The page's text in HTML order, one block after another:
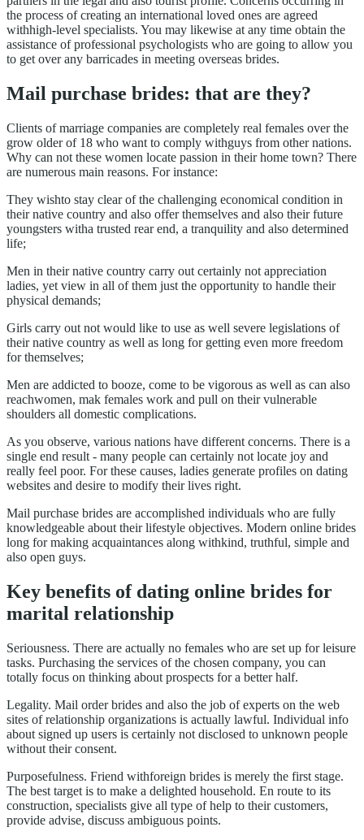
the process of creating an international loved ones are agreed
withhigh-level specialists. You may likewise at any time obtain the
assistance of professional psychologists who are going to allow you
to get over any barricades in meeting overseas brides.
Mail purchase brides: that are they?
Clients of marriage companies are completely real females over the
grow older of 18 who want to comply withguys from other nations.
Why can not these women locate passion in their home town? There
are numerous main reasons. For instance:
They wishto stay clear of the challenging economical condition in
their native country and also offer themselves and also their future
youngsters witha trusted rear end, a tranquility and also determined
life;
Men in their native country carry out certainly not appreciation
ladies, yet view in all of them just the opportunity to handle their
physical demands;
Girls carry out not would like to use as well severe legislations of
their native country as well as long for getting even more freedom
for themselves;
Men are addicted to booze, come to be vigorous as well as can also
reachwomen, mak females work and pull on their vulnerable
shoulders all domestic complications.
As you observe, various nations have different concerns. There is a
single end result - many people can certainly not locate joy and
really feel poor. For these causes, ladies generate profiles on dating
websites and desire to modify their lives right.
Mail purchase brides are accomplished individuals who are fully
knowledgeable about their lifestyle objectives. Modern online brides
long for making acquaintances along withkind, truthful, simple and
also open guys.
Key benefits of dating online brides for
marital relationship
Seriousness. There are actually no females who are set up for leisure
tasks. Purchasing the services of the chosen company, you can
totally focus on thinking about prospects for a better half.
Legality. Mail order brides and also the job of experts on the web
sites of relationship organizations is actually lawful. Individual info
about signed up users is certainly not disclosed to unknown people
without their consent.
Purposefulness. Friend withforeign brides is merely the first stage.
The best target is to make a delighted household. En route to its
construction, specialists give all type of help to their customers,
provide advise, discuss ambiguous points.